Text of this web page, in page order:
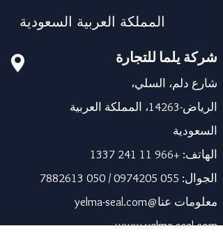
المملكة العربية السعودية
شركة يلما للتجارة
شارع دلم، السلي،
الرياض-14263، المملكة العربية
السعودية
الهاتف: +966 11 241 1337
الجوال: 055 0974205
/
050 7882613
معلومات عنا@yelma-seal.com
www.yelma-seal.com